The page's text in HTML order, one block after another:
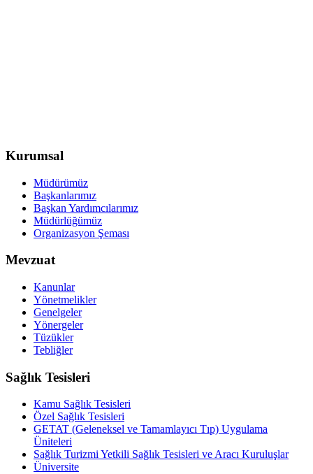
Kurumsal
Müdürümüz
Başkanlarımız
Başkan Yardımcılarımız
Müdürlüğümüz
Organizasyon Şeması
Mevzuat
Kanunlar
Yönetmelikler
Genelgeler
Yönergeler
Tüzükler
Tebliğler
Sağlık Tesisleri
Kamu Sağlık Tesisleri
Özel Sağlık Tesisleri
GETAT (Geleneksel ve Tamamlayıcı Tıp) Uygulama
Üniteleri
Sağlık Turizmi Yetkili Sağlık Tesisleri ve Aracı Kuruluşlar
Üniversite